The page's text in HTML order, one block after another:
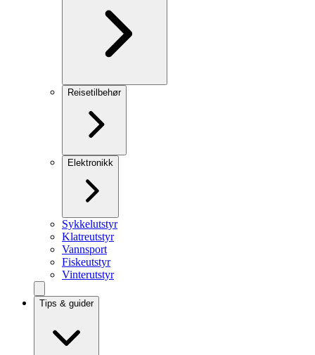
Reisetilbehør
Elektronikk
Sykkelutstyr
Klatreutstyr
Vannsport
Fiskeutstyr
Vinterutstyr
Tips & guider